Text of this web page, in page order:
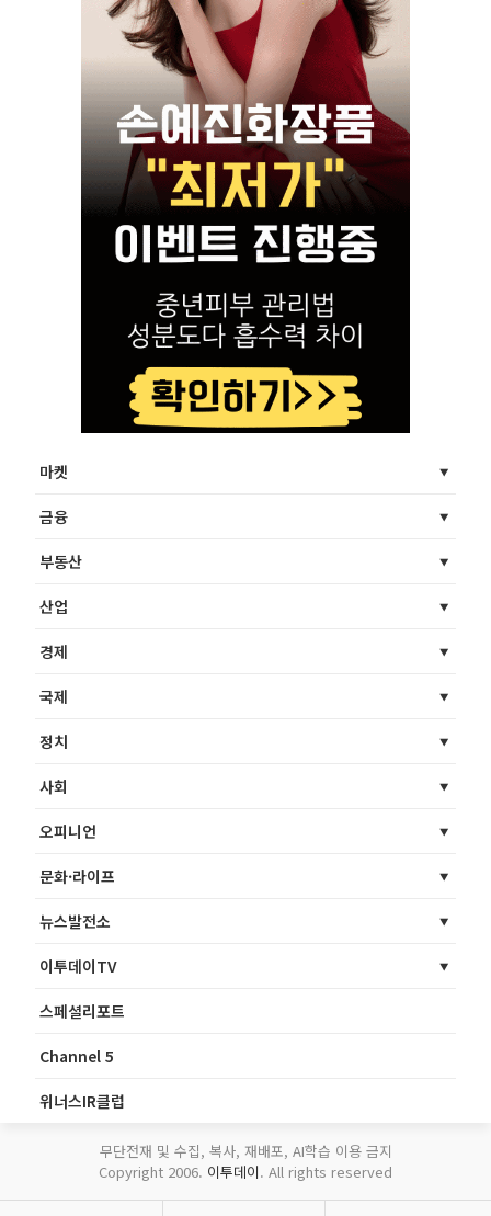
마켓
금융
부동산
산업
경제
국제
정치
사회
오피니언
문화·라이프
뉴스발전소
이투데이TV
스페셜리포트
Channel 5
위너스IR클럽
무단전재 및 수집, 복사, 재배포, AI학습 이용 금지
Copyright 2006. 이투데이. All rights reserved